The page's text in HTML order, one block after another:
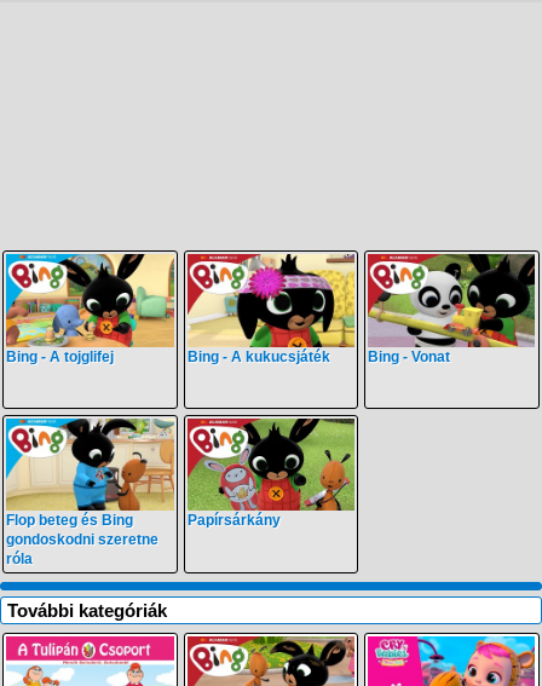
Bing - A tojglifej Bing - A kukucsjáték Bing - Vonat
Flop beteg és Bing
gondoskodni szeretne
róla
Papírsárkány
További kategóriák